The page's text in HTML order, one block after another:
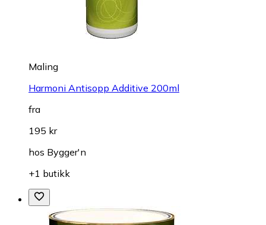
Maling
Harmoni Antisopp Additive 200ml
fra
195 kr
hos Bygger'n
+1 butikk